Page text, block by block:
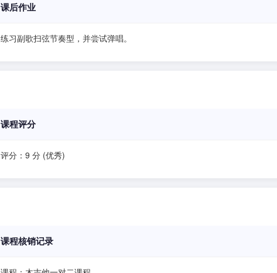
课后作业
练习副歌扫弦节奏型，并尝试弹唱。
课程评分
评分：9 分 (优秀)
课程核销记录